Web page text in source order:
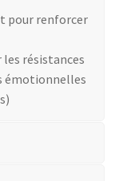
pour renforcer
résistances
émotionnelles